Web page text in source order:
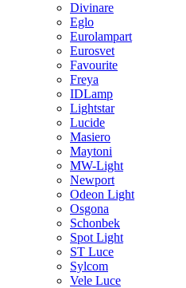
Divinare
Eglo
Eurolampart
Eurosvet
Favourite
Freya
IDLamp
Lightstar
Lucide
Masiero
Maytoni
MW-Light
Newport
Odeon Light
Osgona
Schonbek
Spot Light
ST Luce
Sylcom
Vele Luce